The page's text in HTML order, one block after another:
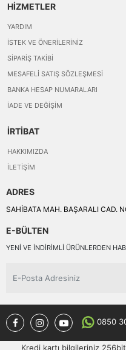
HİZMETLER
YARDIM
İSTEK VE ÖNERILERINIZ
SIPARIŞ TAKIBI
MESAFELI SATIŞ SÖZLEŞMESI
BANKA HESAP NUMARALARI
İADE VE DEĞIŞIM
İRTİBAT
HAKKIMIZDA
İLETIŞIM
ADRES
SAHİBATA MAH. BAŞARALI CAD.
E-BÜLTEN
YENI VE INDIRIMLI ÜRÜNLERDEN
0850
Kredi kartı bilgileriniz